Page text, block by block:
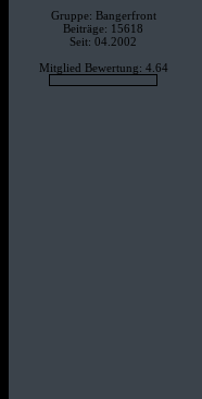
Gruppe: Bangerfront
Beiträge: 15618
Seit: 04.2002
Mitglied Bewertung: 4.64